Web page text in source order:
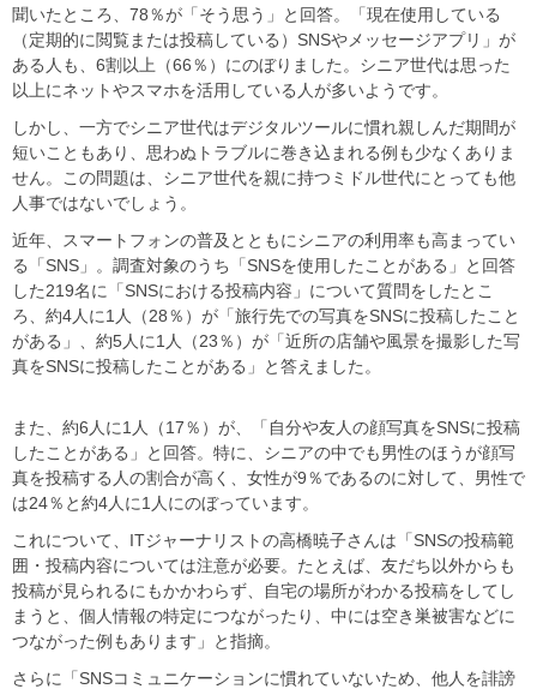
聞いたところ、78％が「そう思う」と回答。「現在使用している
（定期的に閲覧または投稿している）SNSやメッセージアプリ」が
ある人も、6割以上（66％）にのぼりました。シニア世代は思った
以上にネットやスマホを活用している人が多いようです。
しかし、一方でシニア世代はデジタルツールに慣れ親しんだ期間が
短いこともあり、思わぬトラブルに巻き込まれる例も少なくありま
せん。この問題は、シニア世代を親に持つミドル世代にとっても他
人事ではないでしょう。
近年、スマートフォンの普及とともにシニアの利用率も高まってい
る「SNS」。調査対象のうち「SNSを使用したことがある」と回答
した219名に「SNSにおける投稿内容」について質問をしたとこ
ろ、約4人に1人（28％）が「旅行先での写真をSNSに投稿したこと
がある」、約5人に1人（23％）が「近所の店舗や風景を撮影した写
真をSNSに投稿したことがある」と答えました。
また、約6人に1人（17％）が、「自分や友人の顔写真をSNSに投稿
したことがある」と回答。特に、シニアの中でも男性のほうが顔写
真を投稿する人の割合が高く、女性が9％であるのに対して、男性で
は24％と約4人に1人にのぼっています。
これについて、ITジャーナリストの高橋暁子さんは「SNSの投稿範
囲・投稿内容については注意が必要。たとえば、友だち以外からも
投稿が見られるにもかかわらず、自宅の場所がわかる投稿をしてし
まうと、個人情報の特定につながったり、中には空き巣被害などに
つながった例もあります」と指摘。
さらに「SNSコミュニケーションに慣れていないため、他人を誹謗